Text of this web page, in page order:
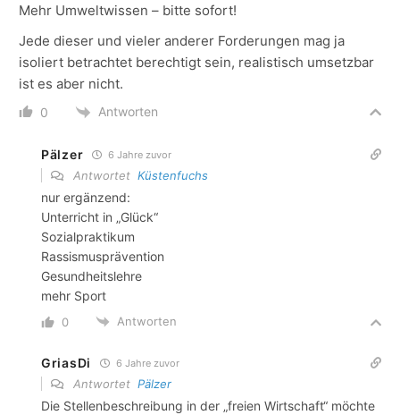
Mehr Umweltwissen – bitte sofort!
Jede dieser und vieler anderer Forderungen mag ja
isoliert betrachtet berechtigt sein, realistisch umsetzbar
ist es aber nicht.
0 Antworten
Pälzer 6 Jahre zuvor
Antwortet Küstenfuchs
nur ergänzend:
Unterricht in „Glück“
Sozialpraktikum
Rassismusprävention
Gesundheitslehre
mehr Sport
0 Antworten
GriasDi 6 Jahre zuvor
Antwortet Pälzer
Die Stellenbeschreibung in der „freien Wirtschaft“ möchte